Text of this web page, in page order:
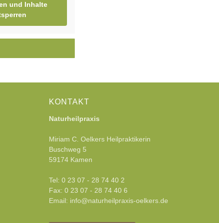
und Inhalte
KONTAKT
Naturheilpraxis
Miriam C. Oelkers Heilpraktikerin
Buschweg 5
59174 Kamen
Tel: 0 23 07 - 28 74 40 2
Fax: 0 23 07 - 28 74 40 6
Email: info@naturheilpraxis-oelkers.de